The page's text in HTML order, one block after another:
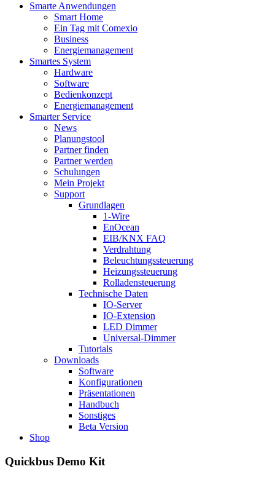
Smarte Anwendungen
Smart Home
Ein Tag mit Comexio
Business
Energiemanagement
Smartes System
Hardware
Software
Bedienkonzept
Energiemanagement
Smarter Service
News
Planungstool
Partner finden
Partner werden
Schulungen
Mein Projekt
Support
Grundlagen
1-Wire
EnOcean
EIB/KNX FAQ
Verdrahtung
Beleuchtungssteuerung
Heizungssteuerung
Rolladensteuerung
Technische Daten
IO-Server
IO-Extension
LED Dimmer
Universal-Dimmer
Tutorials
Downloads
Software
Konfigurationen
Präsentationen
Handbuch
Sonstiges
Beta Version
Shop
Quickbus Demo Kit